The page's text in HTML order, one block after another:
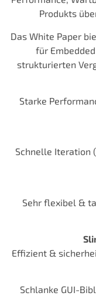
Produkts
Das White Paper
für
strukturierten
Starke
Schnelle Iteration
Sehr flexibel &
Effizient &
Schlanke GUI-